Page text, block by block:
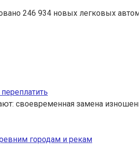
246 934 новых легковых
своевременная замена
городам и рекам